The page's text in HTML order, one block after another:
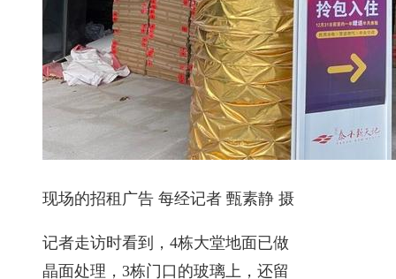
现场的招租广告 每经记者 甄素静 摄
记者走访时看到，4栋大堂地面已做
晶面处理，3栋门口的玻璃上，还留